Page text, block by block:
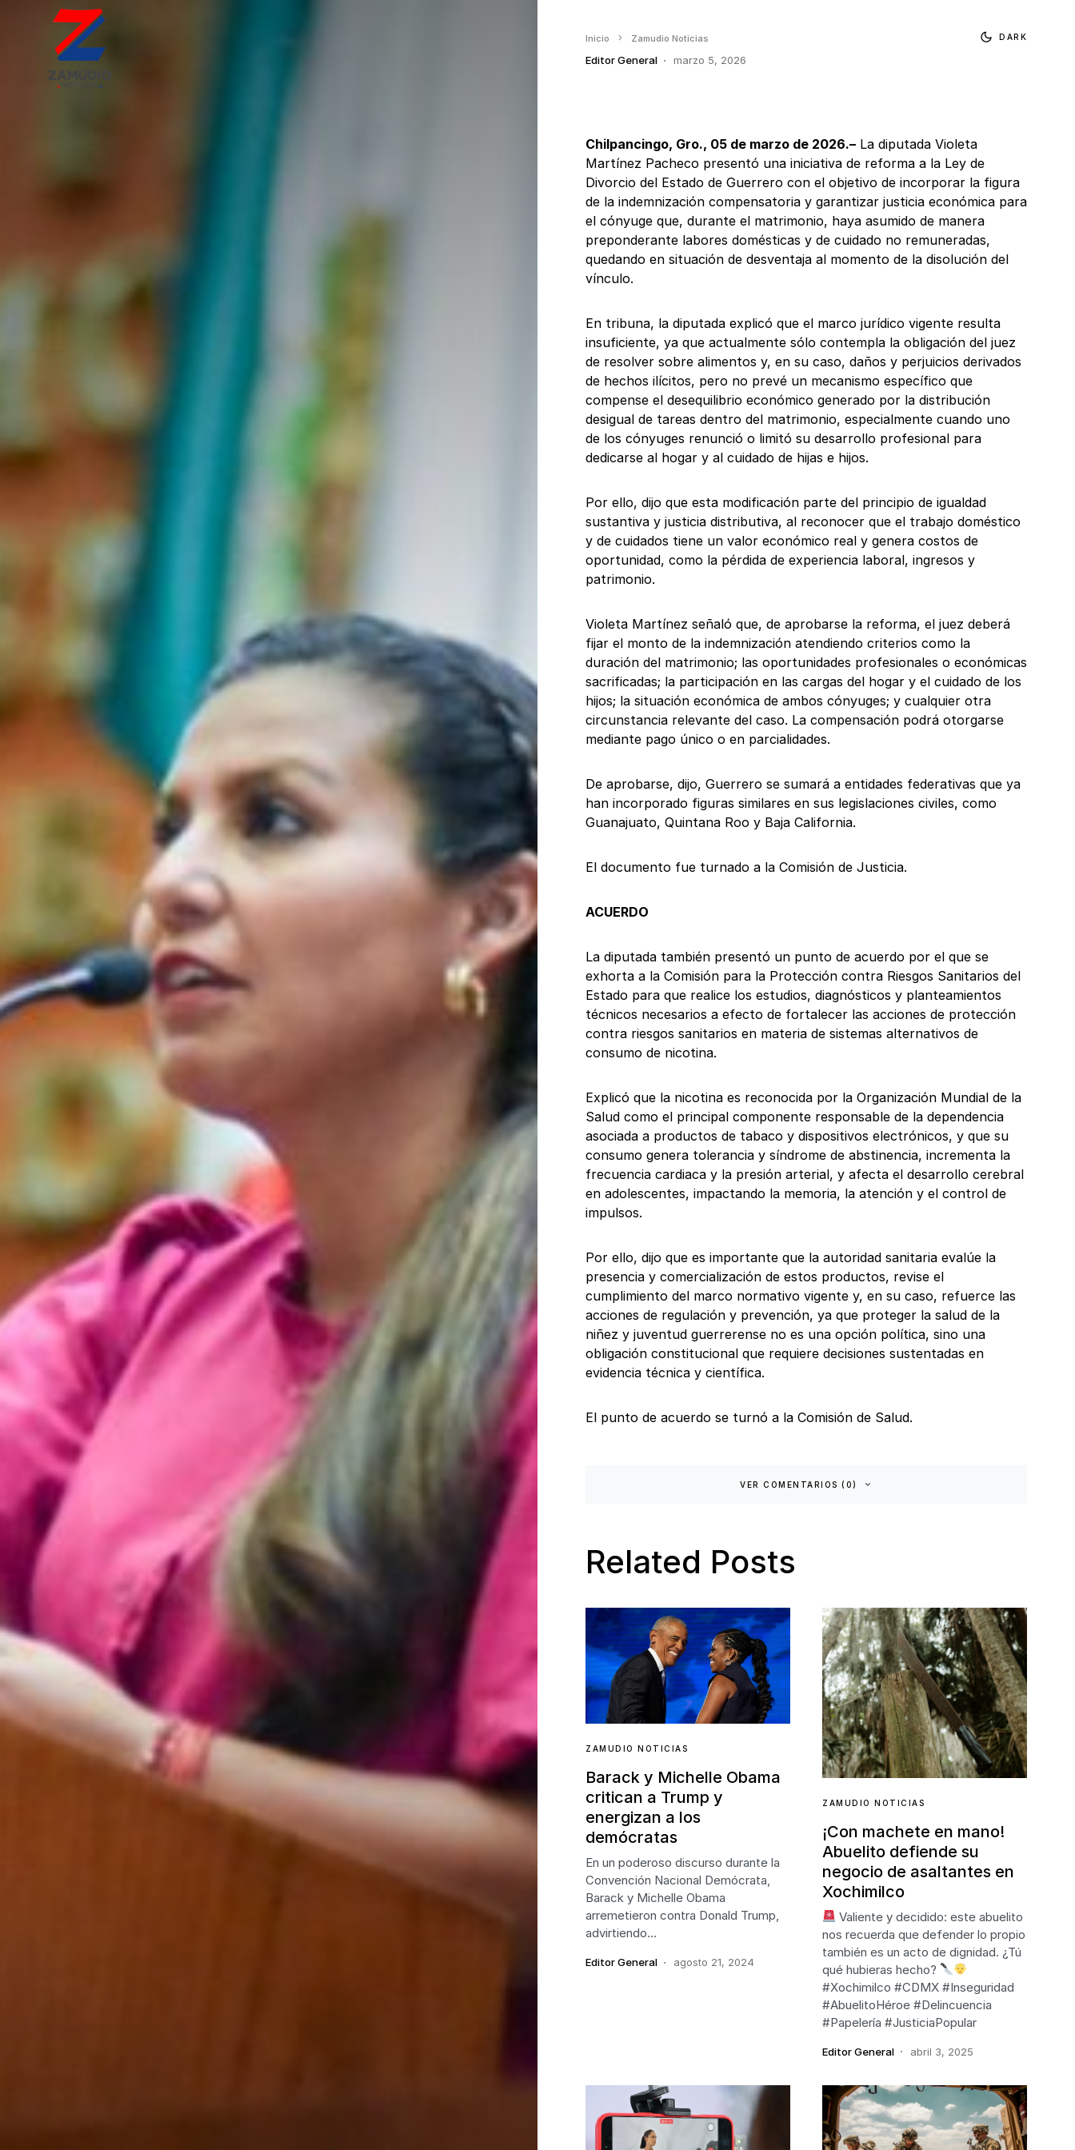
Inicio Zamudio Noticias
Editor General marzo 5, 2026
DARK
Chilpancingo, Gro., 05 de marzo de 2026.– La diputada Violeta
Martínez Pacheco presentó una iniciativa de reforma a la Ley de
Divorcio del Estado de Guerrero con el objetivo de incorporar la figura
de la indemnización compensatoria y garantizar justicia económica para
el cónyuge que, durante el matrimonio, haya asumido de manera
preponderante labores domésticas y de cuidado no remuneradas,
quedando en situación de desventaja al momento de la disolución del
vínculo.
En tribuna, la diputada explicó que el marco jurídico vigente resulta
insuficiente, ya que actualmente sólo contempla la obligación del juez
de resolver sobre alimentos y, en su caso, daños y perjuicios derivados
de hechos ilícitos, pero no prevé un mecanismo específico que
compense el desequilibrio económico generado por la distribución
desigual de tareas dentro del matrimonio, especialmente cuando uno
de los cónyuges renunció o limitó su desarrollo profesional para
dedicarse al hogar y al cuidado de hijas e hijos.
Por ello, dijo que esta modificación parte del principio de igualdad
sustantiva y justicia distributiva, al reconocer que el trabajo doméstico
y de cuidados tiene un valor económico real y genera costos de
oportunidad, como la pérdida de experiencia laboral, ingresos y
patrimonio.
Violeta Martínez señaló que, de aprobarse la reforma, el juez deberá
fijar el monto de la indemnización atendiendo criterios como la
duración del matrimonio; las oportunidades profesionales o económicas
sacrificadas; la participación en las cargas del hogar y el cuidado de los
hijos; la situación económica de ambos cónyuges; y cualquier otra
circunstancia relevante del caso. La compensación podrá otorgarse
mediante pago único o en parcialidades.
De aprobarse, dijo, Guerrero se sumará a entidades federativas que ya
han incorporado figuras similares en sus legislaciones civiles, como
Guanajuato, Quintana Roo y Baja California.
El documento fue turnado a la Comisión de Justicia.
ACUERDO
La diputada también presentó un punto de acuerdo por el que se
exhorta a la Comisión para la Protección contra Riesgos Sanitarios del
Estado para que realice los estudios, diagnósticos y planteamientos
técnicos necesarios a efecto de fortalecer las acciones de protección
contra riesgos sanitarios en materia de sistemas alternativos de
consumo de nicotina.
Explicó que la nicotina es reconocida por la Organización Mundial de la
Salud como el principal componente responsable de la dependencia
asociada a productos de tabaco y dispositivos electrónicos, y que su
consumo genera tolerancia y síndrome de abstinencia, incrementa la
frecuencia cardiaca y la presión arterial, y afecta el desarrollo cerebral
en adolescentes, impactando la memoria, la atención y el control de
impulsos.
Por ello, dijo que es importante que la autoridad sanitaria evalúe la
presencia y comercialización de estos productos, revise el
cumplimiento del marco normativo vigente y, en su caso, refuerce las
acciones de regulación y prevención, ya que proteger la salud de la
niñez y juventud guerrerense no es una opción política, sino una
obligación constitucional que requiere decisiones sustentadas en
evidencia técnica y científica.
El punto de acuerdo se turnó a la Comisión de Salud.
VER COMENTARIOS (0)
Related Posts
ZAMUDIO NOTICIAS
Barack y Michelle Obama
critican a Trump y
energizan a los
demócratas
En un poderoso discurso durante la
Convención Nacional Demócrata,
Barack y Michelle Obama
arremetieron contra Donald Trump,
advirtiendo…
Editor General agosto 21, 2024
ZAMUDIO NOTICIAS
¡Con machete en mano!
Abuelito defiende su
negocio de asaltantes en
Xochimilco
Valiente y decidido: este abuelito
nos recuerda que defender lo propio
también es un acto de dignidad. ¿Tú
qué hubieras hecho?
#Xochimilco #CDMX #Inseguridad
#AbuelitoHéroe #Delincuencia
#Papelería #JusticiaPopular
Editor General abril 3, 2025